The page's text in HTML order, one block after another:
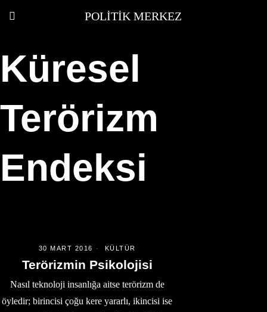
POLITIK MERKEZ
Küresel
Terörizm
Endeksi
30 MART 2016 KÜLTÜR
Terörizmin Psikolojisi
Nasıl teknoloji insanlığa aitse terörizm de
öyledir; birincisi çoğu kere yararlı, ikincisi ise